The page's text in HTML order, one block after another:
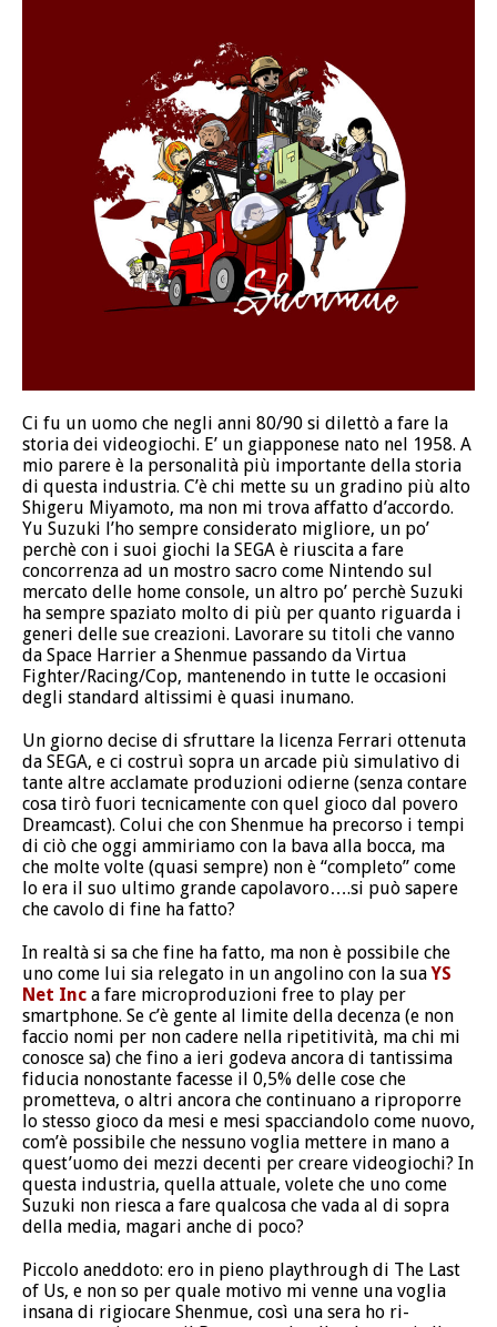
Ci fu un uomo che negli anni 80/90 si dilettò a fare la
storia dei videogiochi. E’ un giapponese nato nel 1958. A
mio parere è la personalità più importante della storia
di questa industria. C’è chi mette su un gradino più alto
Shigeru Miyamoto, ma non mi trova affatto d’accordo.
Yu Suzuki l’ho sempre considerato migliore, un po’
perchè con i suoi giochi la SEGA è riuscita a fare
concorrenza ad un mostro sacro come Nintendo sul
mercato delle home console, un altro po’ perchè Suzuki
ha sempre spaziato molto di più per quanto riguarda i
generi delle sue creazioni. Lavorare su titoli che vanno
da Space Harrier a Shenmue passando da Virtua
Fighter/Racing/Cop, mantenendo in tutte le occasioni
degli standard altissimi è quasi inumano.
Un giorno decise di sfruttare la licenza Ferrari ottenuta
da SEGA, e ci costruì sopra un arcade più simulativo di
tante altre acclamate produzioni odierne (senza contare
cosa tirò fuori tecnicamente con quel gioco dal povero
Dreamcast). Colui che con Shenmue ha precorso i tempi
di ciò che oggi ammiriamo con la bava alla bocca, ma
che molte volte (quasi sempre) non è “completo” come
lo era il suo ultimo grande capolavoro….si può sapere
che cavolo di fine ha fatto?
In realtà si sa che fine ha fatto, ma non è possibile che
uno come lui sia relegato in un angolino con la suaYS
Net Inc a fare microproduzioni free to play per
smartphone. Se c’è gente al limite della decenza (e non
faccio nomi per non cadere nella ripetitività, ma chi mi
conosce sa) che fino a ieri godeva ancora di tantissima
fiducia nonostante facesse il 0,5% delle cose che
prometteva, o altri ancora che continuano a riproporre
lo stesso gioco da mesi e mesi spacciandolo come nuovo,
com’è possibile che nessuno voglia mettere in mano a
quest’uomo dei mezzi decenti per creare videogiochi? In
questa industria, quella attuale, volete che uno come
Suzuki non riesca a fare qualcosa che vada al di sopra
della media, magari anche di poco?
Piccolo aneddoto: ero in pieno playthrough di The Last
of Us, e non so per quale motivo mi venne una voglia
insana di rigiocare Shenmue, così una sera ho ri-